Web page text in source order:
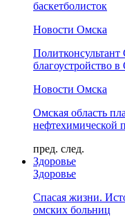
баскетболисток
Новости Омска
благоустройство
Новости Омска
Омская область
нефтехимической
пред. след.
Здоровье
Здоровье
Спасая жизни.
омских больниц